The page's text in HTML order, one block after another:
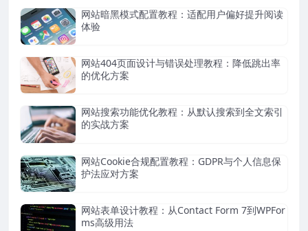
网站暗黑模式配置教程：适配用户偏好提升阅读
体验
网站404页面设计与错误处理教程：降低跳出率
的优化方案
网站搜索功能优化教程：从默认搜索到全文索引
的实战方案
网站Cookie合规配置教程：GDPR与个人信息保
护法应对方案
网站表单设计教程：从Contact Form 7到WPFor
ms高级用法